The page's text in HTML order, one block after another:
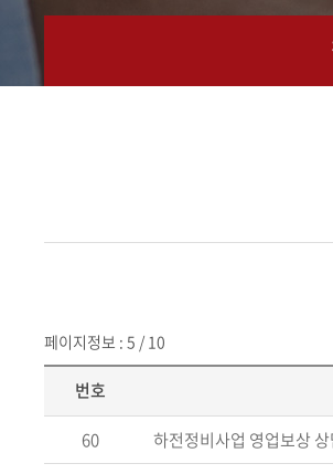
페이지정보 : 5 / 10
번호
60
하전정비사업 영업보상